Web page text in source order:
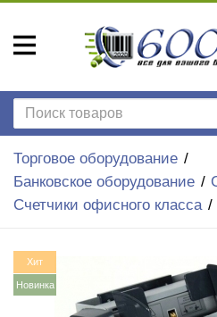
Торговое оборудование
Банковское оборудование
Счетчики офисного класса
Хит
Новинка